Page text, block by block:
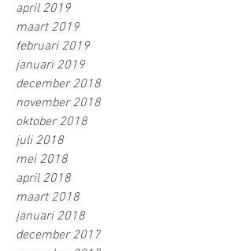
april 2019
maart 2019
februari 2019
januari 2019
december 2018
november 2018
oktober 2018
juli 2018
mei 2018
april 2018
maart 2018
januari 2018
december 2017